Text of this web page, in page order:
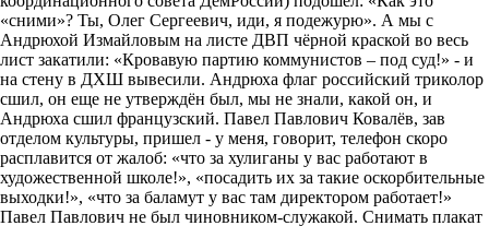
«сними»? Ты, Олег Сергеевич, иди, я подежурю». А мы с
Андрюхой Измайловым на листе ДВП чёрной краской во весь
лист закатили: «Кровавую партию коммунистов – под суд!» - и
на стену в ДХШ вывесили. Андрюха флаг российский триколор
сшил, он еще не утверждён был, мы не знали, какой он, и
Андрюха сшил французский. Павел Павлович Ковалёв, зав
отделом культуры, пришел - у меня, говорит, телефон скоро
расплавится от жалоб: «что за хулиганы у вас работают в
художественной школе!», «посадить их за такие оскорбительные
выходки!», «что за баламут у вас там директором работает!»
Павел Павлович не был чиновником-служакой. Снимать плакат